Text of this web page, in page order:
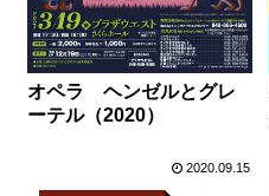
オペラ ヘンゼルとグレ
ーテル（2020）
2020.09.15